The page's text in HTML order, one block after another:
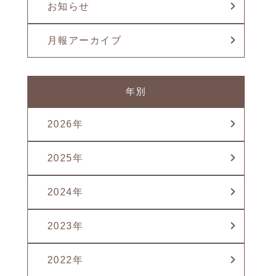
お知らせ
月報アーカイブ
年別
2026年
2025年
2024年
2023年
2022年